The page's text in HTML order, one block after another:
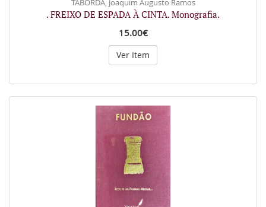
TABORDA, Joaquim Augusto Ramos
. FREIXO DE ESPADA À CINTA. Monografia.
15.00€
Ver Item